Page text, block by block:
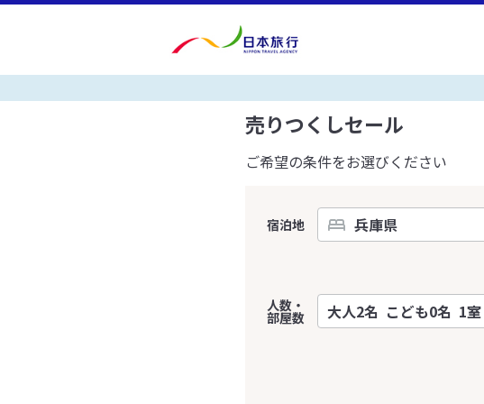
売りつくしセール
ご希望の条件をお選びください
宿泊地
人数・
部屋数